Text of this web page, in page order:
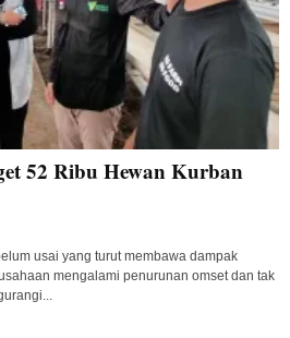
52 Ribu Hewan Kurban
usai yang turut membawa dampak
mengalami penurunan omset dan tak